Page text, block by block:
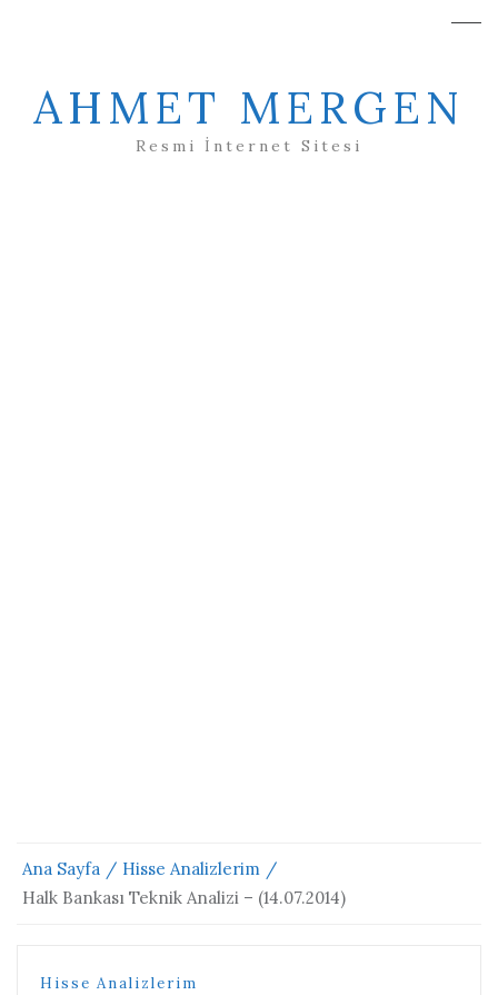
AHMET MERGEN
Resmi İnternet Sitesi
Ana Sayfa
Hisse Analizlerim
Halk Bankası Teknik Analizi – (14.07.2014)
Hisse Analizlerim